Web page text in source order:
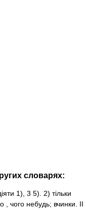
словарях:
1), 3 5). 2) тільки
, чого небудь; вчинки. II